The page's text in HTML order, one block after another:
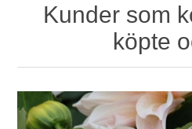
Kunder som
köpte